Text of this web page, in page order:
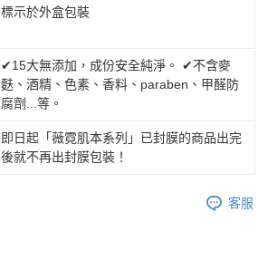
標示於外盒包裝
✔15大無添加，成份安全純淨。 ✔不含麥
麩、酒精、色素、香料、paraben、甲醛防
腐劑...等。
即日起「薇霓肌本系列」已封膜的商品出完
後就不再出封膜包裝！
客服